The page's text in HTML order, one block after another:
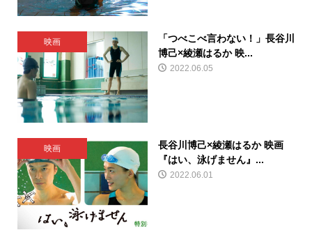
映画
「つべこべ言わない！」長谷川
博己×綾瀬はるか 映...
2022.06.05
映画
長谷川博己×綾瀬はるか 映画
『はい、泳げません』...
2022.06.01